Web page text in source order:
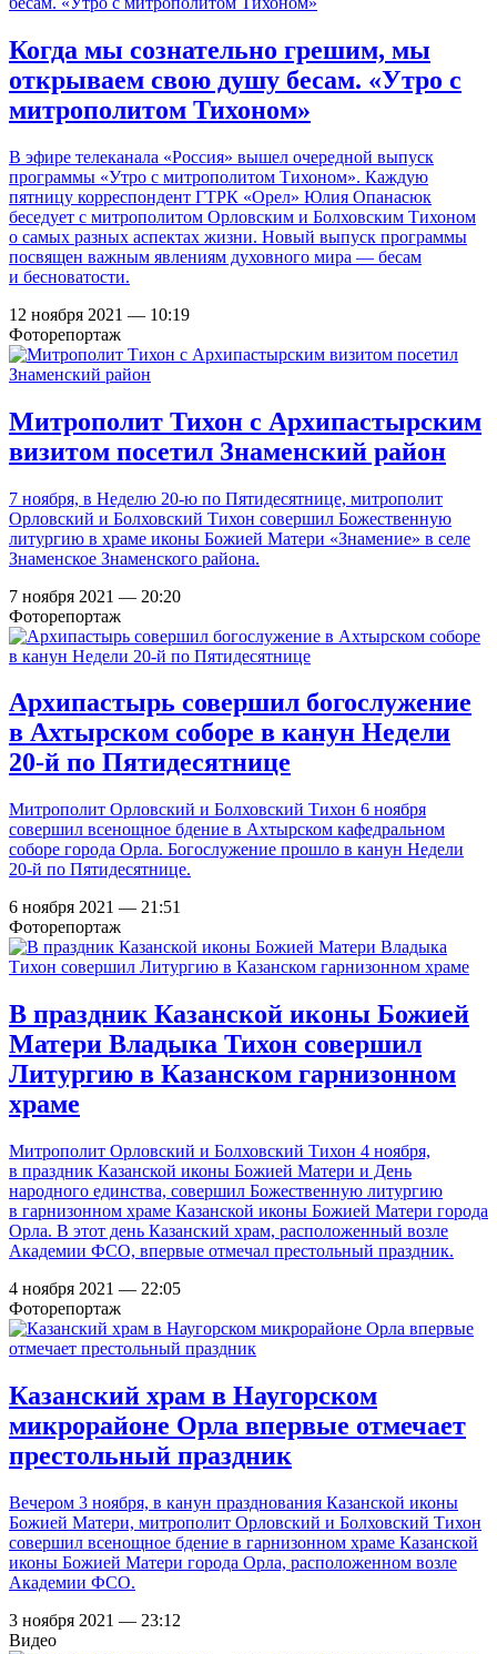
Когда мы сознательно грешим, мы
открываем свою душу бесам. «Утро с
митрополитом Тихоном»
В эфире телеканала «Россия» вышел очередной выпуск
программы «Утро с митрополитом Тихоном». Каждую
пятницу корреспондент ГТРК «Орел» Юлия Опанасюк
беседует с митрополитом Орловским и Болховским Тихоном
о самых разных аспектах жизни. Новый выпуск программы
посвящен важным явлениям духовного мира — бесам
и бесноватости.
12 ноября 2021 — 10:19
Фоторепортаж
Митрополит Тихон с Архипастырским
визитом посетил Знаменский район
7 ноября, в Неделю 20-ю по Пятидесятнице, митрополит
Орловский и Болховский Тихон совершил Божественную
литургию в храме иконы Божией Матери «Знамение» в селе
Знаменское Знаменского района.
7 ноября 2021 — 20:20
Фоторепортаж
Архипастырь совершил богослужение
в Ахтырском соборе в канун Недели
20-й по Пятидесятнице
Митрополит Орловский и Болховский Тихон 6 ноября
совершил всенощное бдение в Ахтырском кафедральном
соборе города Орла. Богослужение прошло в канун Недели
20-й по Пятидесятнице.
6 ноября 2021 — 21:51
Фоторепортаж
В праздник Казанской иконы Божией
Матери Владыка Тихон совершил
Литургию в Казанском гарнизонном
храме
Митрополит Орловский и Болховский Тихон 4 ноября,
в праздник Казанской иконы Божией Матери и День
народного единства, совершил Божественную литургию
в гарнизонном храме Казанской иконы Божией Матери города
Орла. В этот день Казанский храм, расположенный возле
Академии ФСО, впервые отмечал престольный праздник.
4 ноября 2021 — 22:05
Фоторепортаж
Казанский храм в Наугорском
микрорайоне Орла впервые отмечает
престольный праздник
Вечером 3 ноября, в канун празднования Казанской иконы
Божией Матери, митрополит Орловский и Болховский Тихон
совершил всенощное бдение в гарнизонном храме Казанской
иконы Божией Матери города Орла, расположенном возле
Академии ФСО.
3 ноября 2021 — 23:12
Видео